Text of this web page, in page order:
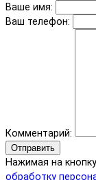
Ваше имя:
Ваш телефон:
Комментарий:
Отправить
Нажимая на
обработку